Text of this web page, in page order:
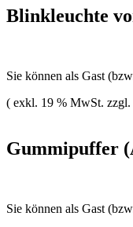
Blinkleuchte
Sie können als Gast
( exkl. 19 % MwSt. zzgl.
Gummipuffer
Sie können als Gast